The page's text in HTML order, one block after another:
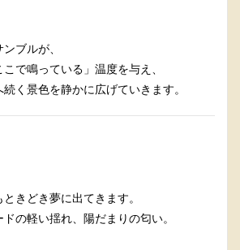
ブルが、
で鳴っている」温度を与え、
く景色を静かに広げていきます。
きどき夢に出てきます。
の軽い揺れ、陽だまりの匂い。